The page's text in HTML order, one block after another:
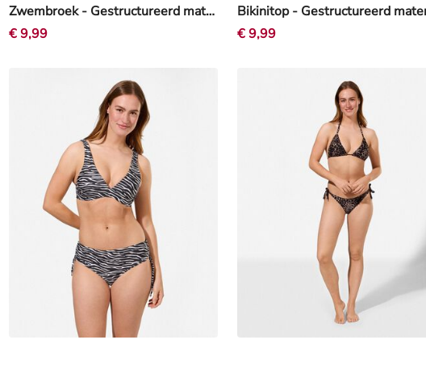
Zwembroek - Gestructureerd materiaal - Beige
€ 9,99 € 9,99